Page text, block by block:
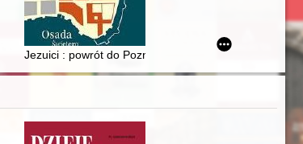
kilkunastu miesiącach po nawiązaniu
ì Pol'ŝì : ìstorìâ pìdpisannâ j uroki dlâ s'ogodennâ
Jezuici : powrót do Poznania